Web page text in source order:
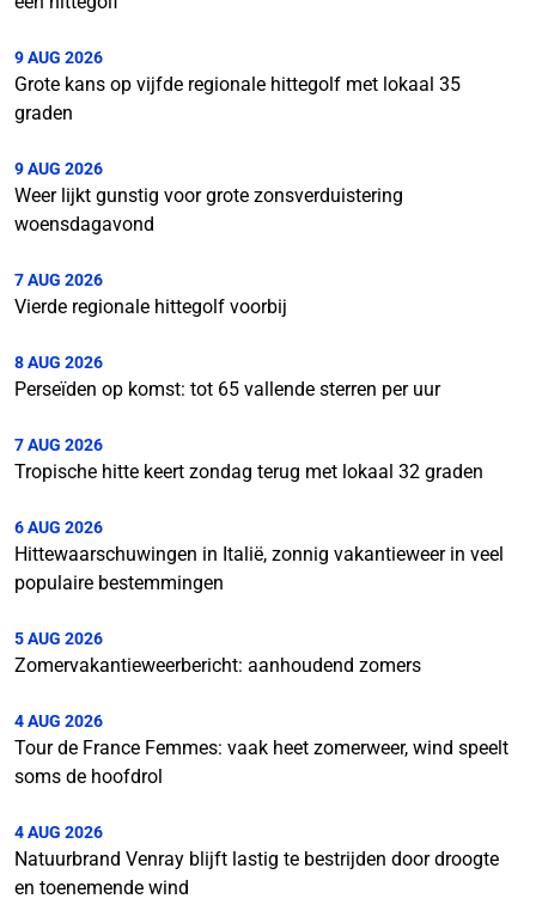
9 AUG 2026
Grote kans op vijfde regionale hittegolf met lokaal 35
graden
9 AUG 2026
Weer lijkt gunstig voor grote zonsverduistering
woensdagavond
7 AUG 2026
Vierde regionale hittegolf voorbij
8 AUG 2026
Perseïden op komst: tot 65 vallende sterren per uur
7 AUG 2026
Tropische hitte keert zondag terug met lokaal 32 graden
6 AUG 2026
Hittewaarschuwingen in Italië, zonnig vakantieweer in veel
populaire bestemmingen
5 AUG 2026
Zomervakantieweerbericht: aanhoudend zomers
4 AUG 2026
Tour de France Femmes: vaak heet zomerweer, wind speelt
soms de hoofdrol
4 AUG 2026
Natuurbrand Venray blijft lastig te bestrijden door droogte
en toenemende wind